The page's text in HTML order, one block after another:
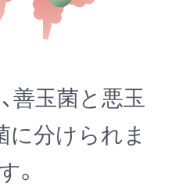
善玉菌と悪玉
に分けられま
。